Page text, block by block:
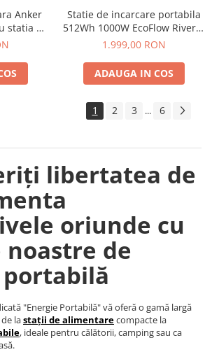
de masura
Anker
statia de
Anker
Statie de incarcare portabila
512Wh 1000W EcoFlow River 2
Max
1.999,00 RON
ADAUGA IN COS
1 2 3 ... 6
libertatea de
oriunde cu
de
"Energie Portabilă" vă oferă o gamă largă
lastații de alimentarecompacte la
, ideale pentru călătorii, camping sau ca